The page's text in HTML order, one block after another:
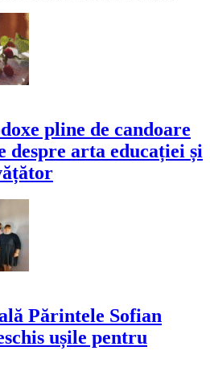
pline de candoare
despre arta educației și
Părintele Sofian
ușile pentru